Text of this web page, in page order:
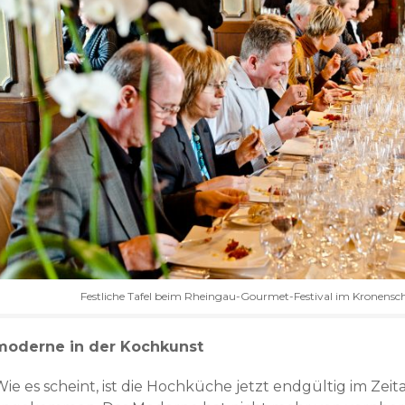
Festliche Tafel beim Rheingau-Gourmet-Festival im
in der Kochkunst
es scheint, ist die Hochküche jetzt endgültig im